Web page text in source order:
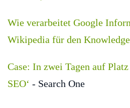
Wie verarbeitet Google
Wikipedia für den
Case: In zwei Tagen auf
SEO‘ - Search One